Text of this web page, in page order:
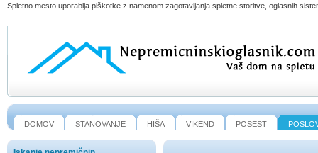
Spletno mesto uporablja piškotke z namenom zagotavljanja spletne storitve, oglasnih
DOMOV STANOVANJE HIŠA VIKEND POSEST